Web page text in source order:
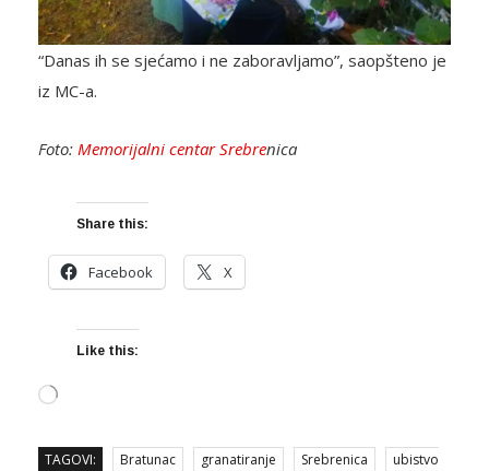
“Danas ih se sjećamo i ne zaboravljamo”, saopšteno je
iz MC-a.
Foto: Memorijalni centar Srebrenica
Share this:
Facebook X
Like this:
Loading…
TAGOVI: Bratunac granatiranje Srebrenica
ubistvo